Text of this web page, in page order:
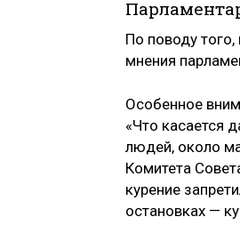
По поводу
мнения
Особенное
«Что касается
людей, около
Комитета
курение
остановках —